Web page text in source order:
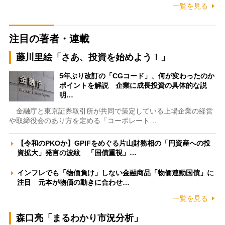
一覧を見る
注目の著者・連載
藤川里絵「さあ、投資を始めよう！」
5年ぶり改訂の「CGコード」、何が変わったのか
ポイントを解説 企業に成長投資の具体的な説
明…
金融庁と東京証券取引所が共同で策定している上場企業の経営
や取締役会のあり方を定める「コーポレート…
【令和のPKOか】GPIFをめぐる片山財務相の「円資産への投
資拡大」発言の波紋 「国債重視」…
インフレでも「物価負け」しない金融商品「物価連動国債」に
注目 元本が物価の動きに合わせ…
一覧を見る
森口亮「まるわかり市況分析」